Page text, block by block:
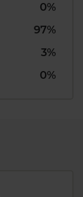
0%
97%
3%
0%